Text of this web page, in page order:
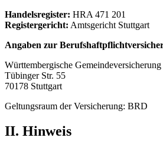
Handelsregister: HRA 471 201
Registergericht: Amtsgericht Stuttgart
Angaben zur
Württembergische
Tübinger Str. 55
70178 Stuttgart
Geltungsraum der Versicherung: BRD
II. Hinweis